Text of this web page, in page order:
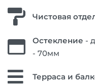
Чистовая
Остекление -
- 70мм
Терраса и